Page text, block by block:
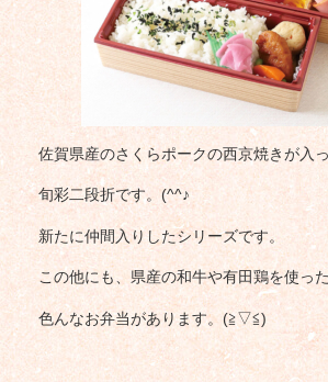
佐賀県産のさくらポークの西京焼きが入
旬彩二段折です。(^^♪
新たに仲間入りしたシリーズです。
この他にも、県産の和牛や有田鶏を使った
色んなお弁当があります。(≧▽≦)